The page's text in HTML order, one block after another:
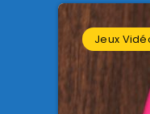
Jeux